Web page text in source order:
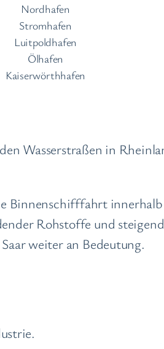
Nordhafen
Stromhafen
Luitpoldhafen
Ölhafen
Kaiserwörthhafen
Wasserstraßen in
Binnenschifffahrt
Rohstoffe und
weiter an Bedeutung.